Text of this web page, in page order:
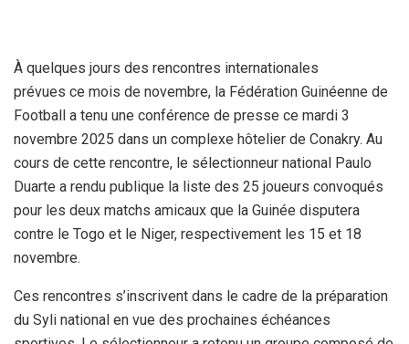
À quelques jours des rencontres internationales
prévues ce mois de novembre, la Fédération Guinéenne de
Football a tenu une conférence de presse ce mardi 3
novembre 2025 dans un complexe hôtelier de Conakry. Au
cours de cette rencontre, le sélectionneur national Paulo
Duarte a rendu publique la liste des 25 joueurs convoqués
pour les deux matchs amicaux que la Guinée disputera
contre le Togo et le Niger, respectivement les 15 et 18
novembre.
Ces rencontres s’inscrivent dans le cadre de la préparation
du Syli national en vue des prochaines échéances